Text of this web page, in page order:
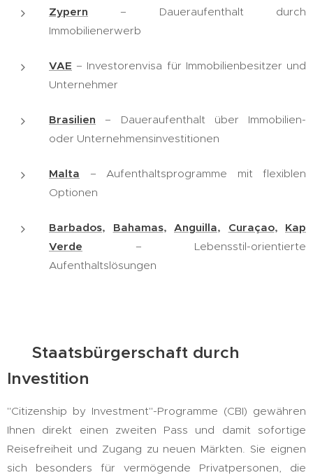
Zypern – Daueraufenthalt durch
Immobilienerwerb
VAE – Investorenvisa für Immobilienbesitzer und
Unternehmer
Brasilien – Daueraufenthalt über Immobilien-
oder Unternehmensinvestitionen
Malta – Aufenthaltsprogramme mit flexiblen
Optionen
Barbados, Bahamas, Anguilla, Curaçao, Kap
Verde – Lebensstil-orientierte
Aufenthaltslösungen
🛂 Staatsbürgerschaft durch
Investition
"Citizenship by Investment"-Programme (CBI) gewähren
Ihnen direkt einen zweiten Pass und damit sofortige
Reisefreiheit und Zugang zu neuen Märkten. Sie eignen
sich besonders für vermögende Privatpersonen, die